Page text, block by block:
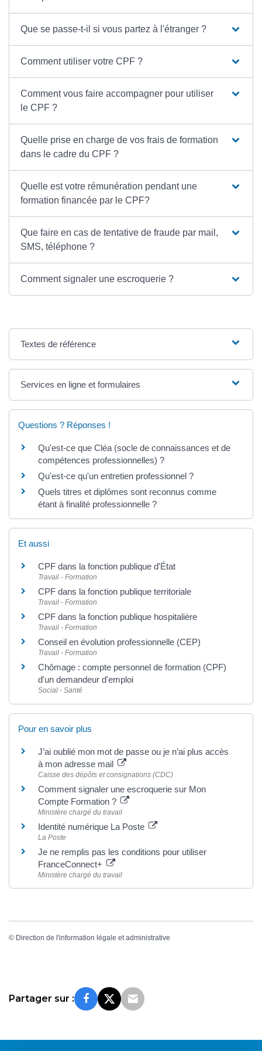
Que se passe-t-il si vous partez à l'étranger ?
Comment utiliser votre CPF ?
Comment vous faire accompagner pour utiliser
le CPF ?
Quelle prise en charge de vos frais de formation
dans le cadre du CPF ?
Quelle est votre rémunération pendant une
formation financée par le CPF?
Que faire en cas de tentative de fraude par mail,
SMS, téléphone ?
Comment signaler une escroquerie ?
Textes de référence
Services en ligne et formulaires
Questions ? Réponses !
Qu'est-ce que Cléa (socle de connaissances et de
compétences professionnelles) ?
Qu'est-ce qu'un entretien professionnel ?
Quels titres et diplômes sont reconnus comme
étant à finalité professionnelle ?
Et aussi
CPF dans la fonction publique d'État
Travail - Formation
CPF dans la fonction publique territoriale
Travail - Formation
CPF dans la fonction publique hospitalière
Travail - Formation
Conseil en évolution professionnelle (CEP)
Travail - Formation
Chômage : compte personnel de formation (CPF)
d'un demandeur d'emploi
Social - Santé
Pour en savoir plus
J’ai oublié mon mot de passe ou je n’ai plus accès
à mon adresse mail
Caisse des dépôts et consignations (CDC)
Comment signaler une escroquerie sur Mon
Compte Formation ?
Ministère chargé du travail
Identité numérique La Poste
La Poste
Je ne remplis pas les conditions pour utiliser
FranceConnect+
Ministère chargé du travail
© Direction de l'information légale et administrative
Partager sur :